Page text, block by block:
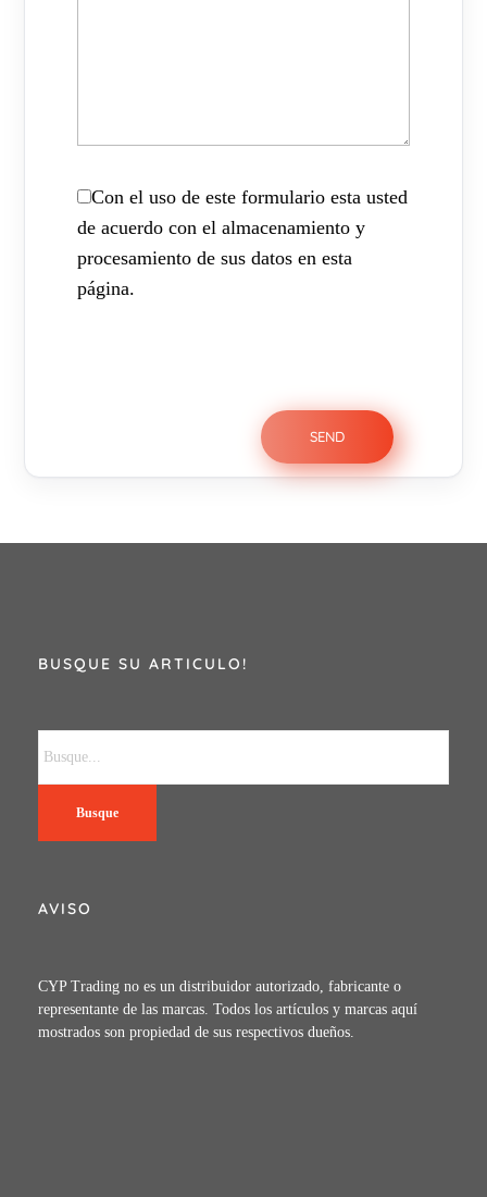
Con el uso de este formulario esta usted
de acuerdo con el almacenamiento y
procesamiento de sus datos en esta
página.
BUSQUE SU ARTICULO!
Busque
AVISO
CYP Trading no es un distribuidor autorizado, fabricante o
representante de las marcas. Todos los artículos y marcas aquí
mostrados son propiedad de sus respectivos dueños.